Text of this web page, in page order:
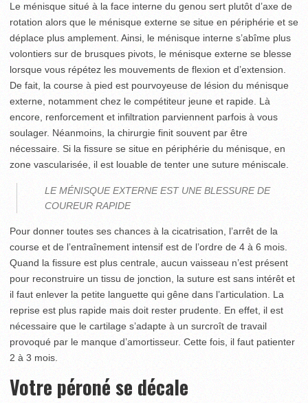
Le ménisque situé à la face interne du genou sert plutôt d’axe de
rotation alors que le ménisque externe se situe en périphérie et se
déplace plus amplement. Ainsi, le ménisque interne s’abîme plus
volontiers sur de brusques pivots, le ménisque externe se blesse
lorsque vous répétez les mouvements de flexion et d’extension.
De fait, la course à pied est pourvoyeuse de lésion du ménisque
externe, notamment chez le compétiteur jeune et rapide. Là
encore, renforcement et infiltration parviennent parfois à vous
soulager. Néanmoins, la chirurgie finit souvent par être
nécessaire. Si la fissure se situe en périphérie du ménisque, en
zone vascularisée, il est louable de tenter une suture méniscale.
LE MÉNISQUE EXTERNE EST UNE BLESSURE DE
COUREUR RAPIDE
Pour donner toutes ses chances à la cicatrisation, l’arrêt de la
course et de l’entraînement intensif est de l’ordre de 4 à 6 mois.
Quand la fissure est plus centrale, aucun vaisseau n’est présent
pour reconstruire un tissu de jonction, la suture est sans intérêt et
il faut enlever la petite languette qui gêne dans l’articulation. La
reprise est plus rapide mais doit rester prudente. En effet, il est
nécessaire que le cartilage s’adapte à un surcroît de travail
provoqué par le manque d’amortisseur. Cette fois, il faut patienter
2 à 3 mois.
Votre péroné se décale